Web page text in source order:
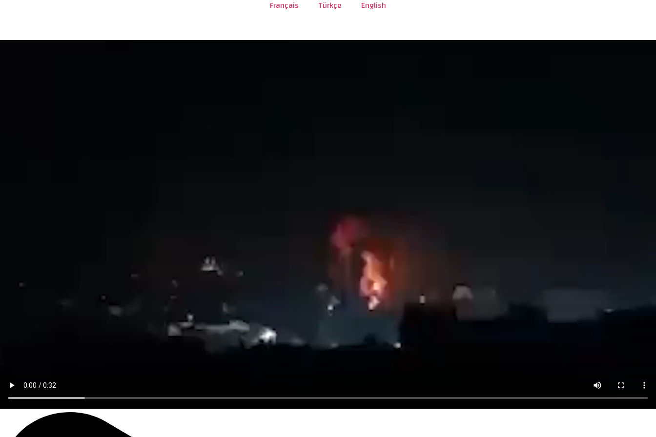
English
Türkçe
Français